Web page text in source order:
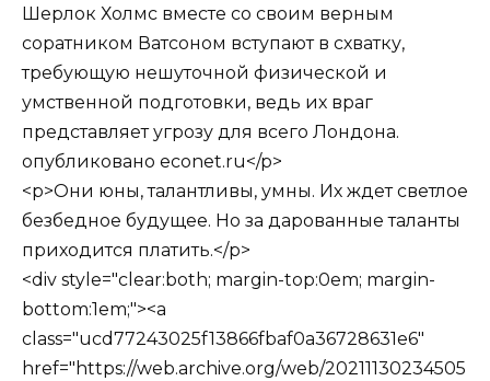
Шерлок Холмс вместе со своим верным
соратником Ватсоном вступают в схватку,
требующую нешуточной физической и
умственной подготовки, ведь их враг
представляет угрозу для всего Лондона.
опубликовано econet.ru</p>
<p>Они юны, талантливы, умны. Их ждет светлое
безбедное будущее. Но за дарованные таланты
приходится платить.</p>
<div style="clear:both; margin-top:0em; margin-
bottom:1em;"><a
class="ucd77243025f13866fbaf0a36728631e6"
href="https://web.archive.org/web/20211130234505